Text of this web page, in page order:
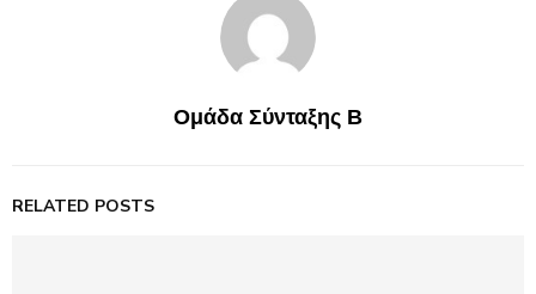
Ομάδα Σύνταξης Β
RELATED POSTS